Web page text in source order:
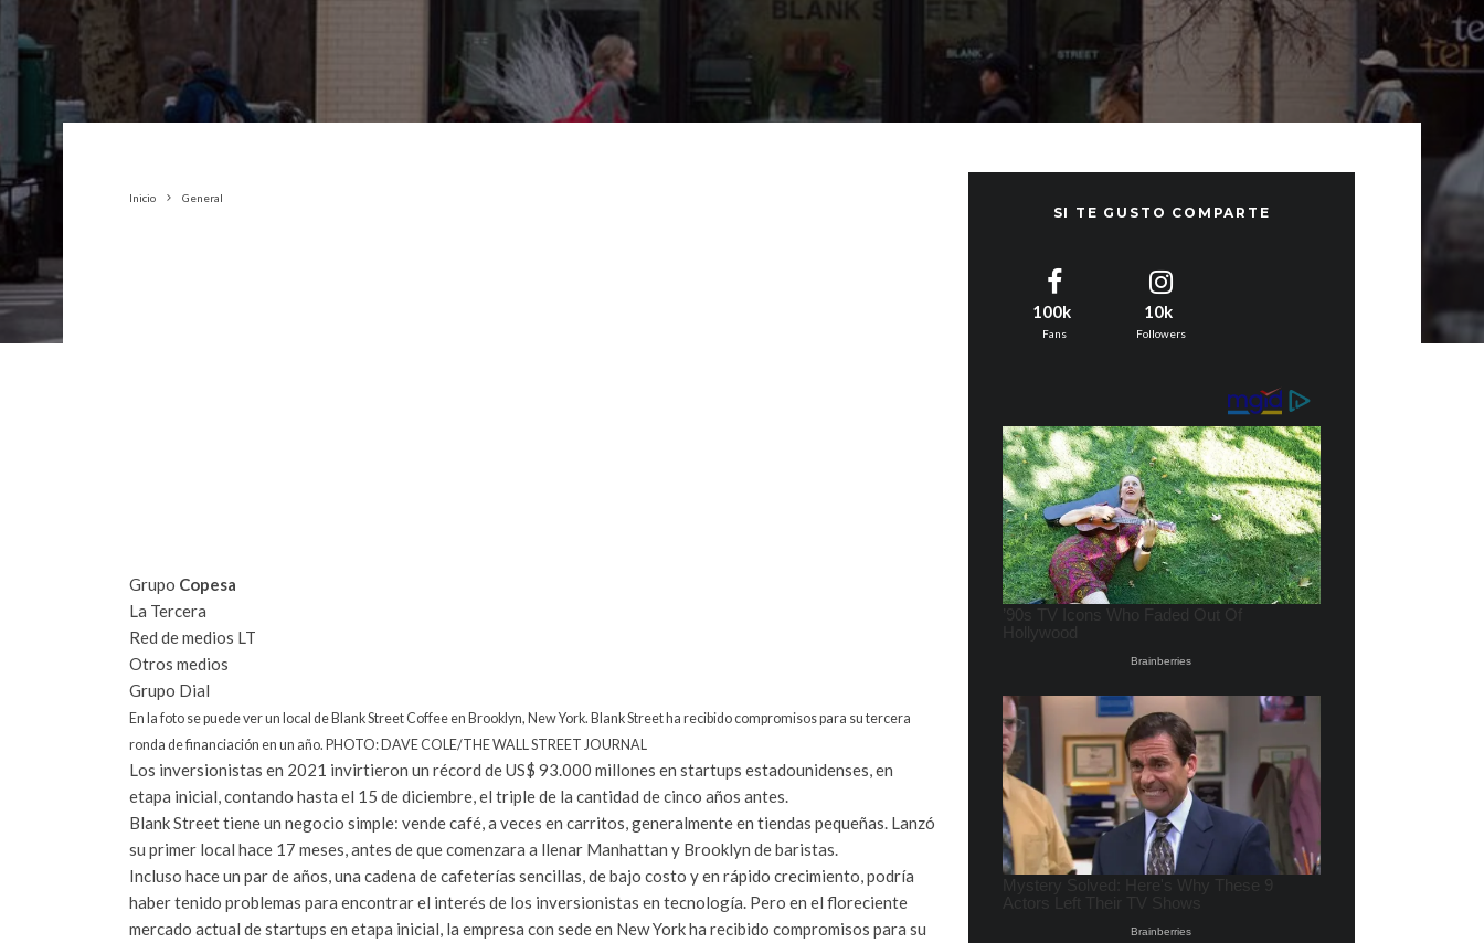
Inicio General
Grupo Copesa
La Tercera
Red de medios LT
Otros medios
Grupo Dial
En la foto se puede ver un local de Blank Street Coffee en Brooklyn, New York. Blank Street ha recibido compromisos para su tercera
ronda de financiación en un año. PHOTO: DAVE COLE/THE WALL STREET JOURNAL
Los inversionistas en 2021 invirtieron un récord de US$ 93.000 millones en startups estadounidenses, en
etapa inicial, contando hasta el 15 de diciembre, el triple de la cantidad de cinco años antes.
Blank Street tiene un negocio simple: vende café, a veces en carritos, generalmente en tiendas pequeñas. Lanzó
su primer local hace 17 meses, antes de que comenzara a llenar Manhattan y Brooklyn de baristas.
Incluso hace un par de años, una cadena de cafeterías sencillas, de bajo costo y en rápido crecimiento, podría
haber tenido problemas para encontrar el interés de los inversionistas en tecnología. Pero en el floreciente
mercado actual de startups en etapa inicial, la empresa con sede en New York ha recibido compromisos para su
SI TE GUSTO COMPARTE
100k
Fans
10k
Followers